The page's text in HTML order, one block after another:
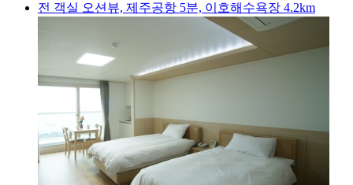
전 객실 오션뷰, 제주공항 5분, 이호해수욕장 4.2km